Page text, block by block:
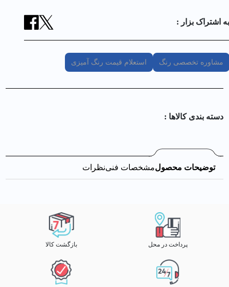
به اشتراک بزار :
مشاوره تخصصی رنگ استعلام قیمت رنگ آمیزی
دسته بندی کالا‌ها :
توضیحات محصولمشخصات فنینظرات
پرداخت در محل بازگشت کالا